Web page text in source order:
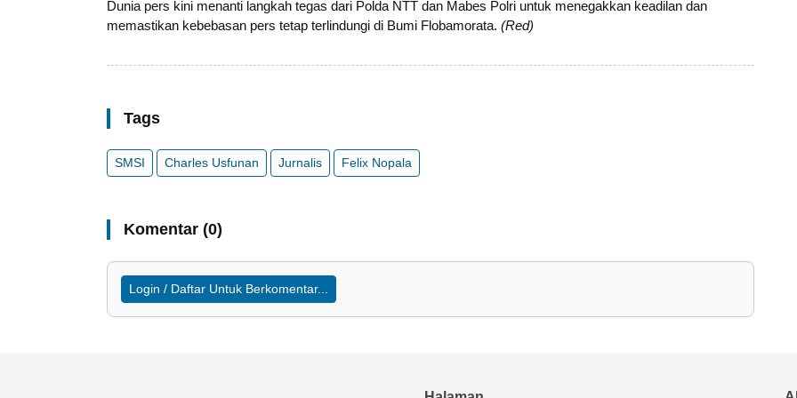
Dunia pers kini menanti langkah tegas dari Polda NTT dan Mabes Polri untuk menegakkan keadilan dan
memastikan kebebasan pers tetap terlindungi di Bumi Flobamorata. (Red)
Tags
SMSI Charles Usfunan Jurnalis Felix Nopala
Komentar (0)
Login / Daftar Untuk Berkomentar...